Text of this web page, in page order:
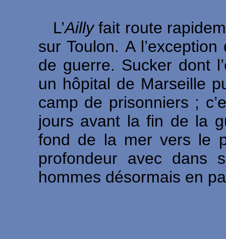
L’Aillyfait route
sur Toulon. A
de guerre. Sucker dont
un hôpital de Marseille
camp de prisonniers ;
jours avant la fin de la
fond de la mer vers le
profondeur avec dans
hommes désormais en